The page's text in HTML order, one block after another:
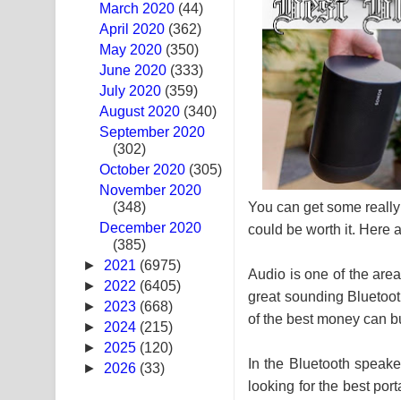
Sandak Awith Song Lyrics - සඳක් ඇවිත් ගීතයේ පද
Swetha Sande Song Lyrics - ශ්වේත සඳේ ගීතයේ පද
Ma Igili Giya Lyrics - මා ඉගිලී ගියා ගීතයේ පද පෙළ
Ras Balan Song Lyrics - රැස් බලන් ගීතයේ පද පෙළ
Hoda sihiyen Song Lyrics - හොද සිහියෙන් ගීතයේ
Awanken Song Lyrics - අවංකෙන් ගීතයේ පද පෙළ
Pemwanthiye Song Lyrics - පෙම්වන්තියේ ගීතයේ
Manobhawa Song Lyrics - මනෝභව ගීතයේ පද පෙළ
Akahe Indala Song Lyrics - ආකාහේ ඉඳලා ගීතයේ
Raawaya Song Lyrics - රාවය ගීතයේ පද පෙළ
March 2020 (44)
April 2020 (362)
May 2020 (350)
June 2020 (333)
July 2020 (359)
August 2020 (340)
September 2020
(302)
October 2020 (305)
November 2020
(348)
December 2020
(385)
► 2021 (6975)
► 2022 (6405)
► 2023 (668)
► 2024 (215)
► 2025 (120)
► 2026 (33)
You can get some
could be worth it. Here
Audio is one of the
great sounding
of the best money can
In the Bluetooth
looking for the best